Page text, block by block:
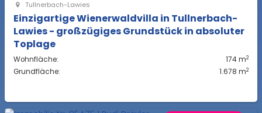
Tullnerbach-Lawies
Einzigartige Wienerwaldvilla in Tullnerbach-
Lawies - großzügiges Grundstück in absoluter
Toplage
Wohnfläche: 174 m2
Grundfläche: 1.678 m2